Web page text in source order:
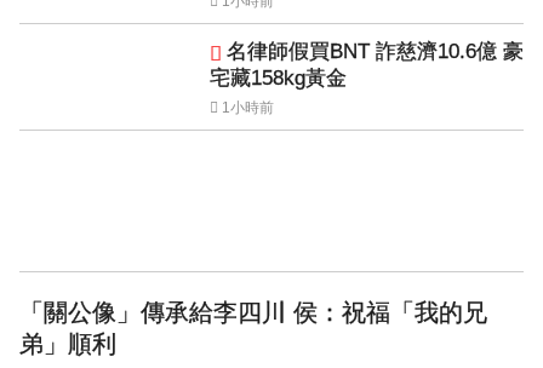
名律師假買BNT 詐慈濟10.6億 豪
宅藏158kg黃金
1小時前
「關公像」傳承給李四川 侯：祝福「我的兄
弟」順利